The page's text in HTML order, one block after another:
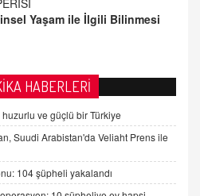
DOĞAN
korunması ve dijital hukukun
HABERLERİ
ve güçlü bir Türkiye
Suudi Arabistan'da Veliaht Prens ile
104 şüpheli yakalandı